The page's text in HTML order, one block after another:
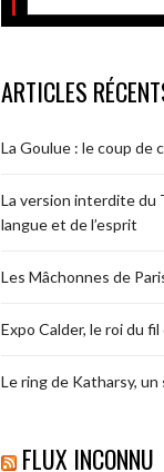
ARTICLES
La Goulue : le coup de
La version interdite du
langue et de l’esprit
Les Mâchonnes de
Expo Calder, le roi du
Le ring de Katharsy,
FLUX INCONNU